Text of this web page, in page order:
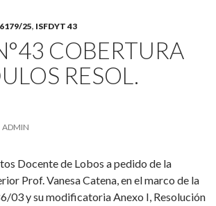
25, ISFDYT 43
COBERTURA
RESOL.
ADMIN
Docente de Lobos a pedido de la
Prof. Vanesa Catena, en el marco de la
03 y su modificatoria Anexo I, Resolución